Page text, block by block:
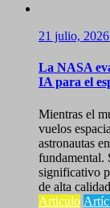
21 julio, 2026
La NASA
IA para el
Mientras el
vuelos
astronautas
fundamental.
significativo
de alta
Articulo